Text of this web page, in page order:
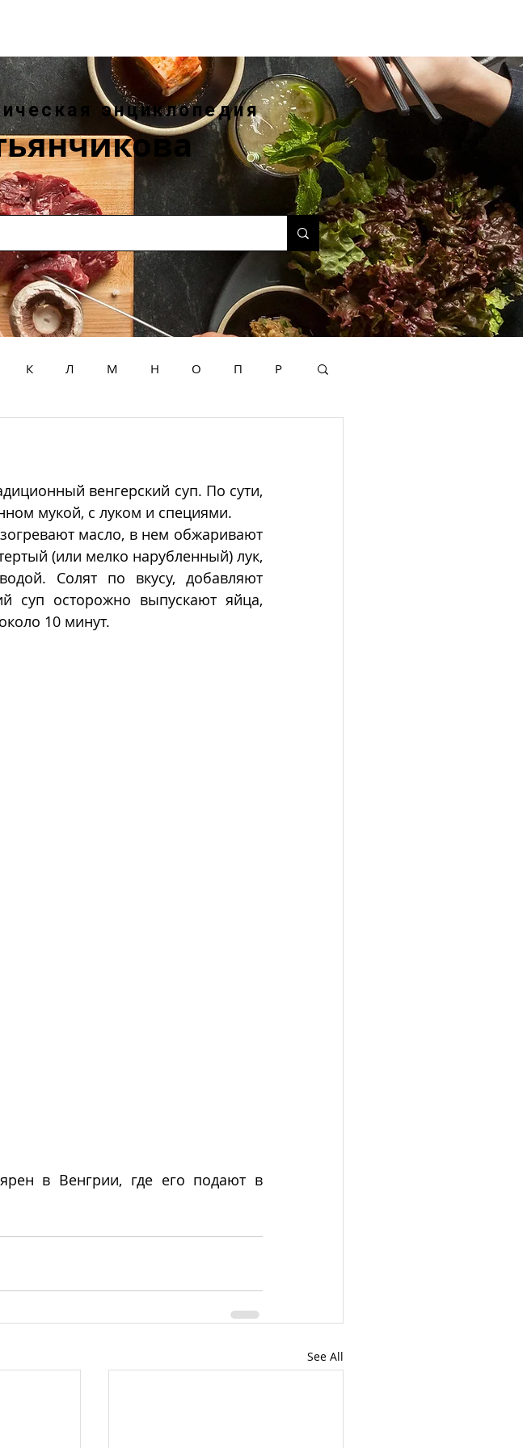
энциклопедия
К Л М Н О П Р
венгерский суп. По сути,
мукой, с луком и специями.
масло, в нем обжаривают
(или мелко нарубленный) лук,
Солят по вкусу, добавляют
суп осторожно выпускают яйца,
10 минут.
в Венгрии, где его подают в
See All